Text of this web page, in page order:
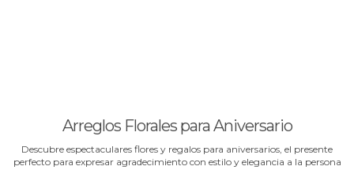
Arreglos Florales para Aniversario
Descubre espectaculares flores y regalos para aniversarios, el presente
perfecto para expresar agradecimiento con estilo y elegancia a la persona